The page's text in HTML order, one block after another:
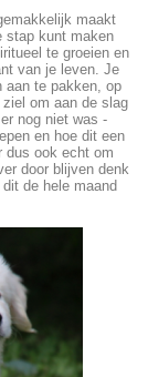
maakt
stap kunt maken
te groeien en
van je leven. Je
aan te pakken, op
om aan de slag
nog niet was -
en hoe dit een
dus ook echt om
door blijven denk
de hele maand